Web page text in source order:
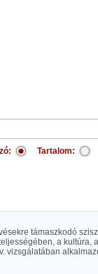
Tartalom:
támaszkodó
a kultúra,
vizsgálatában